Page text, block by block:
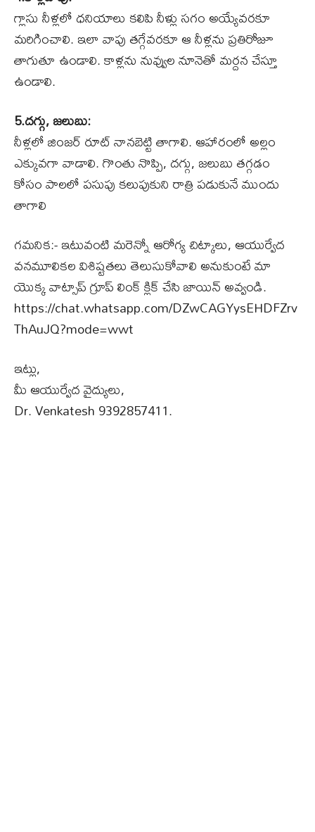
గ్లాసు నీళ్లలో ధనియాలు కలిపి నీళ్లు సగం అయ్యేవరకూ
మరిగించాలి. ఇలా వాపు తగ్గేవరకూ ఆ నీళ్లను ప్రతిరోజూ
తాగుతూ ఉండాలి. కాళ్లను నువ్వుల నూనెతో మర్దన చేస్తూ
ఉండాలి.
5.దగ్గు, జలుబు:
నీళ్లలో జింజర్‌ రూట్‌ నానబెట్టి తాగాలి. ఆహారంలో అల్లం
ఎక్కువగా వాడాలి. గొంతు నొప్పి, దగ్గు, జలుబు తగ్గడం
కోసం పాలలో పసుపు కలుపుకుని రాత్రి పడుకునే ముందు
తాగాలి
గమనిక:- ఇటువంటి మరెన్నో ఆరోగ్య చిట్కాలు, ఆయుర్వేద
వనమూలికల విశిష్టతలు తెలుసుకోవాలి అనుకుంటే మా
యొక్క వాట్సాప్ గ్రూప్ లింక్ క్లిక్ చేసి జాయిన్ అవ్వండి.
https://chat.whatsapp.com/DZwCAGYysEHDFZrv
ThAuJQ?mode=wwt
ఇట్లు,
మీ ఆయుర్వేద వైద్యులు,
Dr. Venkatesh 9392857411.